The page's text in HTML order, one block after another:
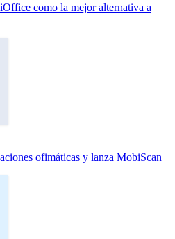
como la mejor alternativa a
ofimáticas y lanza MobiScan